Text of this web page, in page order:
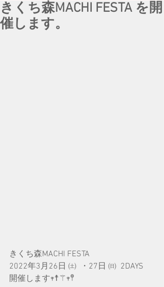
きくち森MACHI FESTA を開
催します。
きくち森MACHI FESTA
2022年3月26日 ㈯  ・27日 ㈰  2DAYS
開催します𖥧☨⚚𖥧𖤣